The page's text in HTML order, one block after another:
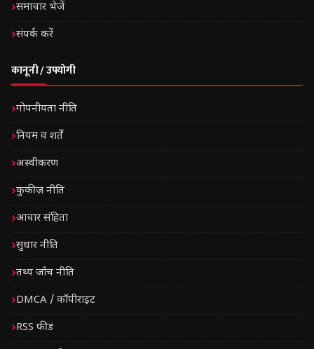
समाचार भेजें
संपर्क करें
कानूनी / उपयोगी
गोपनीयता नीति
नियम व शर्तें
अस्वीकरण
कुकीज़ नीति
आचार संहिता
सुधार नीति
तथ्य जाँच नीति
DMCA / कॉपीराइट
RSS फीड